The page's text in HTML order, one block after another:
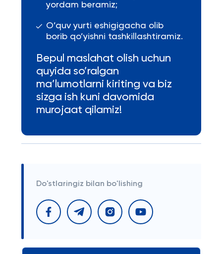
yordam beramiz;
O’quv yurti eshigigacha olib
borib qo’yishni tashkillashtiramiz.
Bepul maslahat olish uchun
quyida so’ralgan
ma’lumotlarni kiriting va biz
sizga ish kuni davomida
murojaat qilamiz!
Do'stlaringiz bilan bo'lishing